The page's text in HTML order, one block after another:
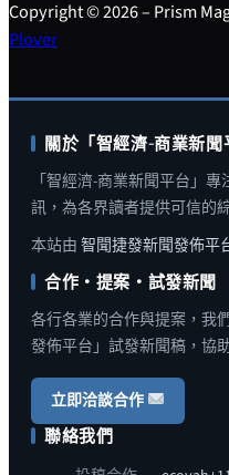
Copyright © 2026 – Prism
Plover
關於「智經濟-商業新聞
「智經濟-商業新聞平台」
訊，為各界讀者提供可信的
本站由 智聞捷發新聞發佈平
合作・提案・試發新聞
各行各業的合作與提案，我
發佈平台」試發新聞稿，協
立即洽談合作
聯絡我們